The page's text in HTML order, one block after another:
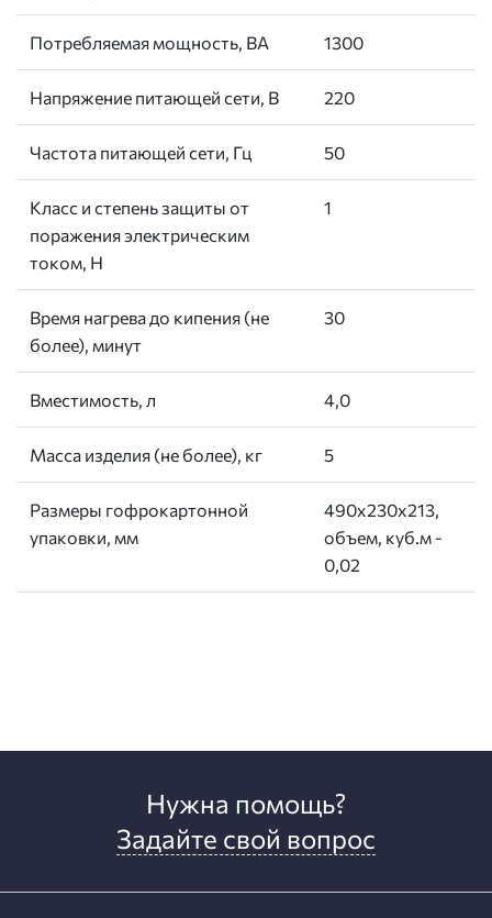
Потребляемая мощность, ВА 1300
Напряжение питающей сети, В 220
Частота питающей сети, Гц 50
Класс и степень защиты от
поражения электрическим
током, Н
1
Время нагрева до кипения (не
более), минут
30
Вместимость, л 4,0
Масса изделия (не более), кг 5
Размеры гофрокартонной
упаковки, мм
490х230х213,
объем, куб.м -
0,02
Нужна помощь?
Задайте свой вопрос